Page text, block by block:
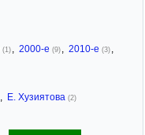
(1) 2000-е (9) 2010-е (3)
Е. Хузиятова (2)